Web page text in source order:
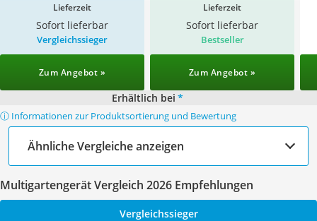
Lieferzeit
Sofort lieferbar
Lieferzeit
Sofort lieferbar
Vergleichssieger
Zum Angebot »
Bestseller
Zum Angebot »
Erhältlich bei *
ⓘ Informationen zur Produktsortierung und Bewertung
Ähnliche Vergleiche anzeigen
Multigartengerät Vergleich 2026 Empfehlungen
Vergleichssieger